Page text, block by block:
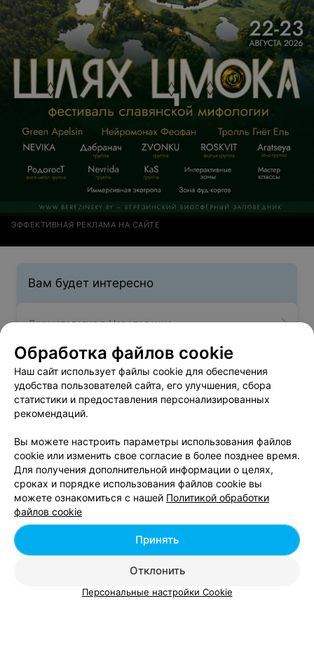
ЭФФЕКТИВНАЯ РЕКЛАМА НА САЙТЕ
Вам будет интересно
Дерматология в Новополоцке
Пластическая хирургия в Новополоцке
Офтальмология в Новополоцке
Добавить компанию
Добавить специалиста
Обработка файлов cookie
Наш сайт использует файлы cookie для обеспечения
удобства пользователей сайта, его улучшения, сбора
статистики и предоставления персонализированных
рекомендаций.
Вы можете настроить параметры использования файлов
cookie или изменить свое согласие в более позднее время.
Для получения дополнительной информации о целях,
сроках и порядке использования файлов cookie вы
можете ознакомиться с нашей Политикой обработки
файлов cookie
Отклонить
Принять
Персональные настройки Cookie